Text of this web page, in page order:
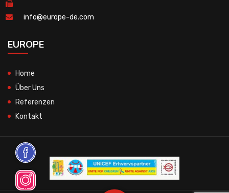
info@europe-de.com
EUROPE
Home
Über Uns
Referenzen
Kontakt